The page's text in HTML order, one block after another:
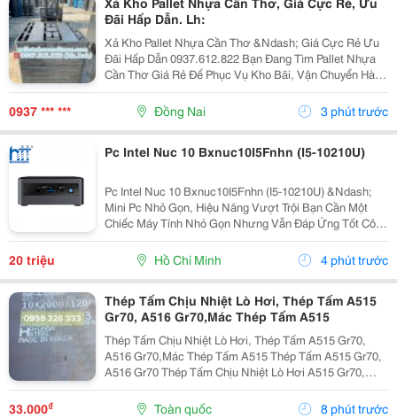
Đãi Hấp Dẫn. Lh:
Xả Kho Pallet Nhựa Cần Thơ &Ndash; Giá Cực Rẻ Ưu
Đãi Hấp Dẫn 0937.612.822 Bạn Đang Tìm Pallet Nhựa
Cần Thơ Giá Rẻ Để Phục Vụ Kho Bãi, Vận Chuyển Hàng
Hóa Hay Xuất Khẩu? Đây Chính Là Cơ Hội Không Nên
Bỏ Lỡ! ✅ Vì Sao Nên Chọn Pallet Nhựa Xả Kho? ...
0937 *** *** Đồng Nai 3 phút trước
Pc Intel Nuc 10 Bxnuc10I5Fnhn (I5-10210U)
Pc Intel Nuc 10 Bxnuc10I5Fnhn (I5-10210U) &Ndash;
Mini Pc Nhỏ Gọn, Hiệu Năng Vượt Trội Bạn Cần Một
Chiếc Máy Tính Nhỏ Gọn Nhưng Vẫn Đáp Ứng Tốt Công
Việc Văn Phòng, Học Tập Hay Giải Trí? Pc Intel Nuc 10
Bxnuc10I5Fnhn (I5-10210U) Là Lựa Chọn Lý Tưởng...
20 triệu Hồ Chí Minh 4 phút trước
Thép Tấm Chịu Nhiệt Lò Hơi, Thép Tấm A515
Gr70, A516 Gr70,Mác Thép Tấm A515
Thép Tấm Chịu Nhiệt Lò Hơi, Thép Tấm A515 Gr70,
A516 Gr70,Mác Thép Tấm A515 Thép Tấm A515 Gr70,
A516 Gr70 Thép Tấm Chịu Nhiệt Lò Hơi A515 Gr70,
A516 Gr70,20Mm,25Mm Thép Tấm Lò Hơi A515 Gr70
Là Loại Thép Hợp Kim Carbon-Silicon Chất Lượng
33.000₫ Toàn quốc 8 phút trước